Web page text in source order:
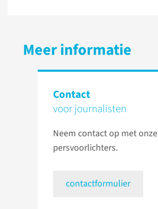
Meer informatie
Contact
voor journalisten
Neem contact op met onze
persvoorlichters.
contactformulier